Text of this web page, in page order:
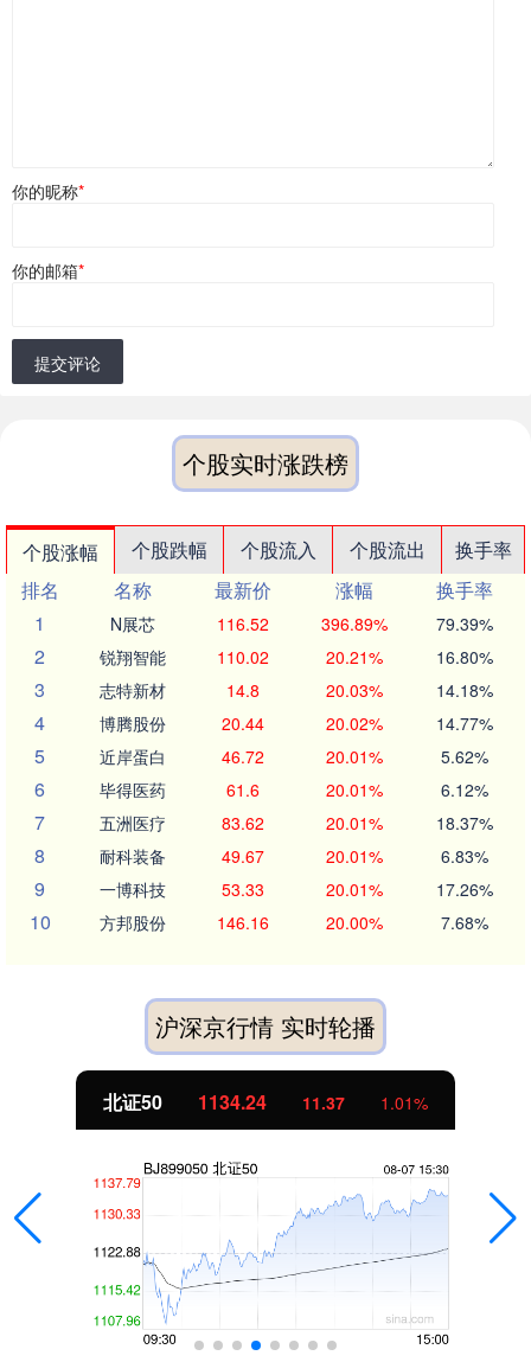
你的昵称*
你的邮箱*
提交评论
个股实时涨跌榜
个股涨幅 个股跌幅 个股流入 个股流出
换手率
排名
名称 最新价 涨幅
换手率
1
N展芯 116.52 396.89% 79.39%
2 锐翔智能 110.02 20.21% 16.80%
3 志特新材 14.8 20.03% 14.18%
4 博腾股份 20.44 20.02% 14.77%
5 近岸蛋白 46.72 20.01% 5.62%
6 毕得医药 61.6 20.01% 6.12%
7 五洲医疗 83.62 20.01% 18.37%
8 耐科装备 49.67 20.01% 6.83%
9 一博科技 53.33 20.01% 17.26%
10 方邦股份 146.16 20.00% 7.68%
沪深京行情 实时轮播
北证50 1134.24 11.37 1.01%